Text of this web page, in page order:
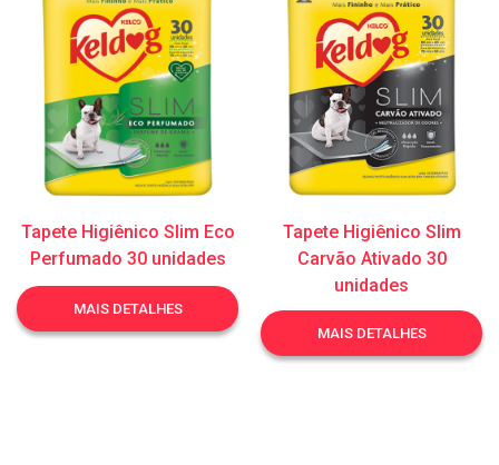
Tapete Higiênico Slim Eco
Perfumado 30 unidades
MAIS DETALHES
Tapete Higiênico Slim
Carvão Ativado 30
unidades
MAIS DETALHES